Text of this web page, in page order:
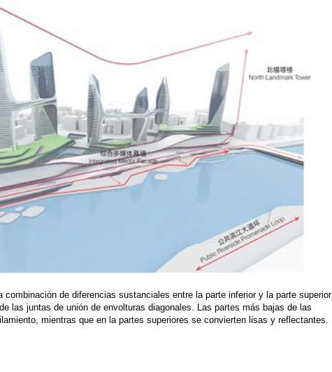
combinación de diferencias sustanciales entre la parte inferior y la parte superior
las juntas de unión de envolturas diagonales. Las partes más bajas de las
mientras que en la partes superiores se convierten lisas y reflectantes.